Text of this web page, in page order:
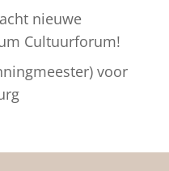
nieuwe
Cultuurforum!
voor